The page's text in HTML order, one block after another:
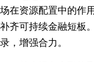
场在资源配置中的作
补齐可持续金融短板
录，增强合力。